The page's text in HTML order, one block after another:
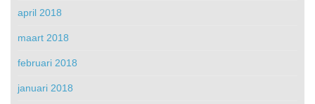
april 2018
maart 2018
februari 2018
januari 2018